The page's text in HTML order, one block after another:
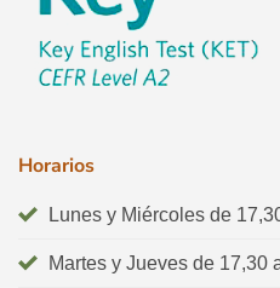
Horarios
Lunes y Miércoles de
Martes y Jueves de 17,30